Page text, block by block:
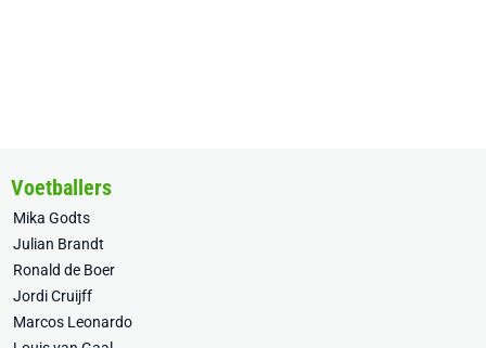
Voetballers
Mika Godts
Julian Brandt
Ronald de Boer
Jordi Cruijff
Marcos Leonardo